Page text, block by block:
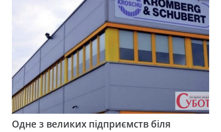
Одне з великих підприємств біля